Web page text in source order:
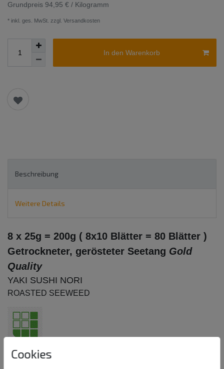
Grundpreis 94,95 € / Kilogramm
* inkl. ges. MwSt. zzgl. Versandkosten
In den Warenkorb
Beschreibung
Weitere Details
8 x 25g = 200g ( 8x10 Blätter = 80 Blätter )
Getrockneter, gerösteter Seetang Gold
Quality
YAKI SUSHI NORI
ROASTED SEEWEED
Cookies